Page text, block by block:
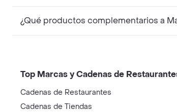
¿Qué productos complementarios a
Top Marcas y Cadenas de
Cadenas de Restaurantes
Cadenas de Tiendas